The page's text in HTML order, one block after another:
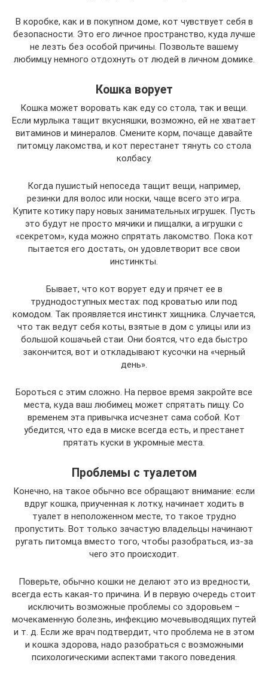
В коробке, как и в покупном доме, кот чувствует себя в
безопасности. Это его личное пространство, куда лучше
не лезть без особой причины. Позвольте вашему
любимцу немного отдохнуть от людей в личном домике.
Кошка ворует
Кошка может воровать как еду со стола, так и вещи.
Если мурлыка тащит вкусняшки, возможно, ей не хватает
витаминов и минералов. Смените корм, почаще давайте
питомцу лакомства, и кот перестанет тянуть со стола
колбасу.
Когда пушистый непоседа тащит вещи, например,
резинки для волос или носки, чаще всего это игра.
Купите котику пару новых занимательных игрушек. Пусть
это будут не просто мячики и пищалки, а игрушки с
«секретом», куда можно спрятать лакомство. Пока кот
пытается его достать, он удовлетворит все свои
инстинкты.
Бывает, что кот ворует еду и прячет ее в
труднодоступных местах: под кроватью или под
комодом. Так проявляется инстинкт хищника. Случается,
что так ведут себя коты, взятые в дом с улицы или из
большой кошачьей стаи. Они боятся, что еда быстро
закончится, вот и откладывают кусочки на «черный
день».
Бороться с этим сложно. На первое время закройте все
места, куда ваш любимец может спрятать пищу. Со
временем эта привычка исчезнет сама собой. Кот
убедится, что еда в миске всегда есть, и престанет
прятать куски в укромные места.
Проблемы с туалетом
Конечно, на такое обычно все обращают внимание: если
вдруг кошка, приученная к лотку, начинает ходить в
туалет в неположенном месте, то такое трудно
пропустить. Вот только зачастую владельцы начинают
ругать питомца вместо того, чтобы разобраться, из-за
чего это происходит.
Поверьте, обычно кошки не делают это из вредности,
всегда есть какая-то причина. И в первую очередь стоит
исключить возможные проблемы со здоровьем –
мочекаменную болезнь, инфекцию мочевыводящих путей
и т. д. Если же врач подтвердит, что проблема не в этом
и кошка здорова, надо разобраться с возможными
психологическими аспектами такого поведения.